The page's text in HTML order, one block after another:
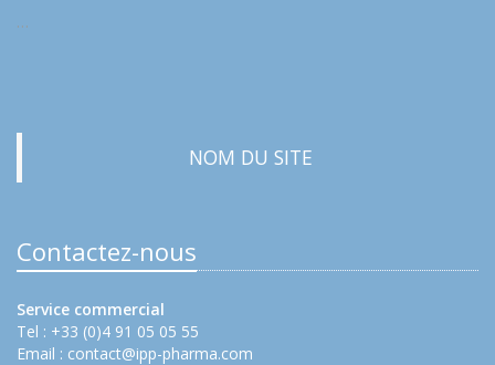
…
NOM DU SITE
Contactez-nous
Service commercial
Tel : +33 (0)4 91 05 05 55
Email : contact@ipp-pharma.com